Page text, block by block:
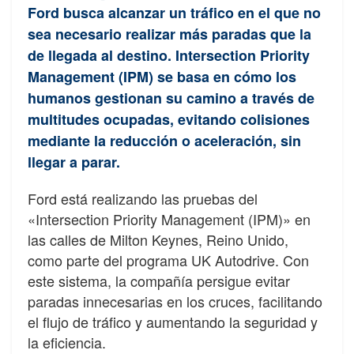
Ford busca alcanzar un tráfico en el que no
sea necesario realizar más paradas que la
de llegada al destino. Intersection Priority
Management (IPM) se basa en cómo los
humanos gestionan su camino a través de
multitudes ocupadas, evitando colisiones
mediante la reducción o aceleración, sin
llegar a parar.
Ford está realizando las pruebas del
«Intersection Priority Management (IPM)» en
las calles de Milton Keynes, Reino Unido,
como parte del programa UK Autodrive. Con
este sistema, la compañía persigue evitar
paradas innecesarias en los cruces, facilitando
el flujo de tráfico y aumentando la seguridad y
la eficiencia.